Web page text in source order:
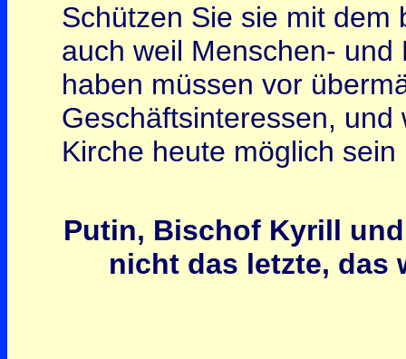
Schützen Sie sie mit dem
auch weil Menschen-
haben müssen vor
Geschäftsinteressen,
Kirche heute möglich sein
Putin, Bischof Kyrill
nicht das letzte, das